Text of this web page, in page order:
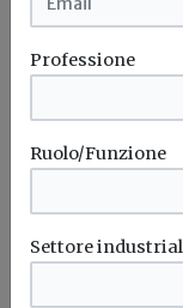
Professione
Ruolo/Funzione
Settore